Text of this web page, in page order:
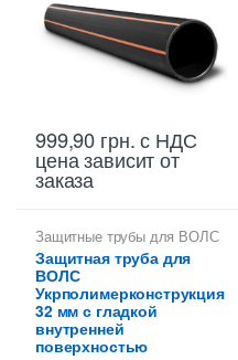
999,90 грн.с НДС
цена зависит от
заказа
Защитные трубы для ВОЛС
32 мм
Защитная труба для
ВОЛС
Укрполимерконструкция
32 мм с гладкой
внутренней
поверхностью